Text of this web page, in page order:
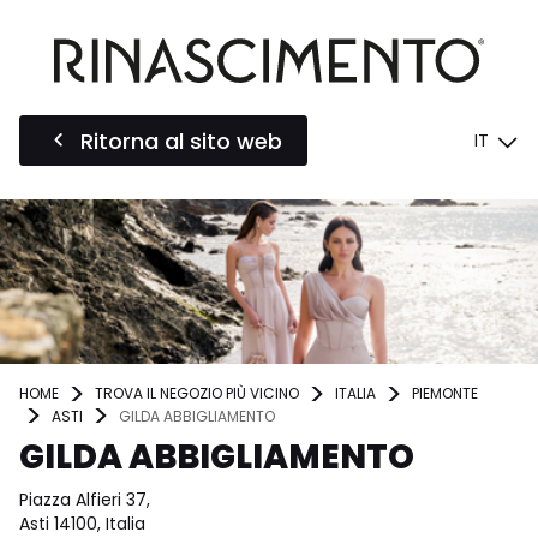
Ritorna al sito web IT
HOME TROVA IL NEGOZIO PIÙ VICINO ITALIA
PIEMONTE
ASTI
GILDA ABBIGLIAMENTO
GILDA ABBIGLIAMENTO
Piazza Alfieri 37,
Asti 14100, Italia